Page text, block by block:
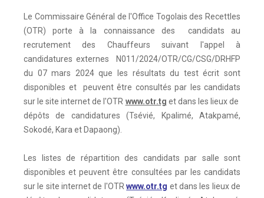
CONTACT
Contactez OTR
Le Commissaire Général de l'Office Togolais des Recettles
(OTR) porte à la connaissance des candidats au
recrutement des Chauffeurs suivant l'appel à
candidatures externes N011/2024/OTR/CG/CSG/DRHFP
du 07 mars 2024 que les résultats du test écrit sont
disponibles et peuvent être consultés par les candidats
sur le site internet de l'OTR www.otr.tg et dans les lieux de
dépôts de candidatures (Tsévié, Kpalimé, Atakpamé,
Sokodé, Kara et Dapaong).
Les listes de répartition des candidats par salle sont
disponibles et peuvent être consultées par les candidats
sur le site internet de l'OTRwww.otr.tg et dans les lieux de